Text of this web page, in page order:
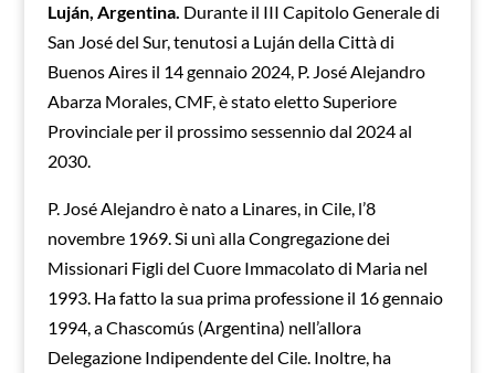
Luján, Argentina. Durante il III Capitolo Generale di
San José del Sur, tenutosi a Luján della Città di
Buenos Aires il 14 gennaio 2024, P. José Alejandro
Abarza Morales, CMF, è stato eletto Superiore
Provinciale per il prossimo sessennio dal 2024 al
2030.
P. José Alejandro è nato a Linares, in Cile, l’8
novembre 1969. Si unì alla Congregazione dei
Missionari Figli del Cuore Immacolato di Maria nel
1993. Ha fatto la sua prima professione il 16 gennaio
1994, a Chascomús (Argentina) nell’allora
Delegazione Indipendente del Cile. Inoltre, ha